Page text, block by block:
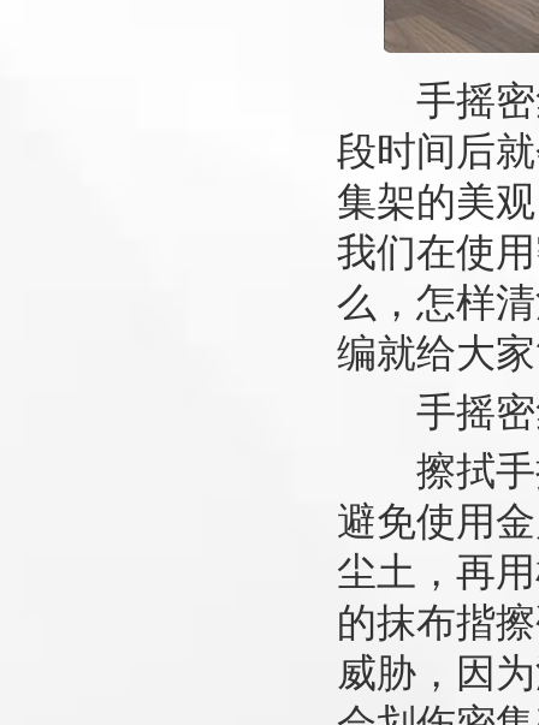
手摇密集
段时间后
集架的美
我们在使
么，怎样
编就给大
手摇密
擦拭手
避免使用
尘土，再
的抹布揩
威胁，因